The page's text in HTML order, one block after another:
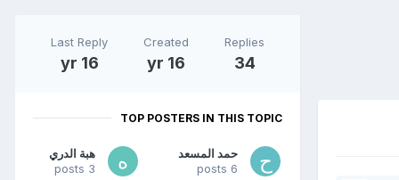
Replies
34
Created
16 yr
Last Reply
16 yr
TOP POSTERS IN THIS TOPIC
حمد المسعد
6 posts
هبة الدري
3 posts